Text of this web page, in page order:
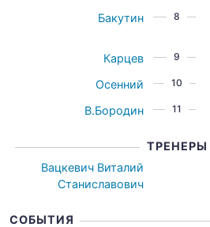
Бакутин
8
Карцев 9
Осенний
10
В.Бородин
11
ТРЕНЕРЫ
Вацкевич Виталий
Станиславович
СОБЫТИЯ